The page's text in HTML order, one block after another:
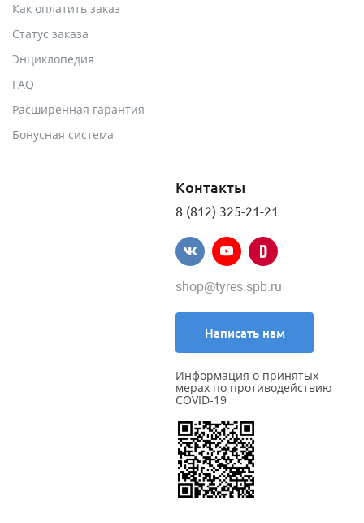
Как оплатить заказ
Статус заказа
Энциклопедия
FAQ
Расширенная гарантия
Бонусная система
Контакты
8 (812) 325-21-21
shop@tyres.spb.ru
Написать нам
Информация о принятых
мерах по противодействию
COVID-19